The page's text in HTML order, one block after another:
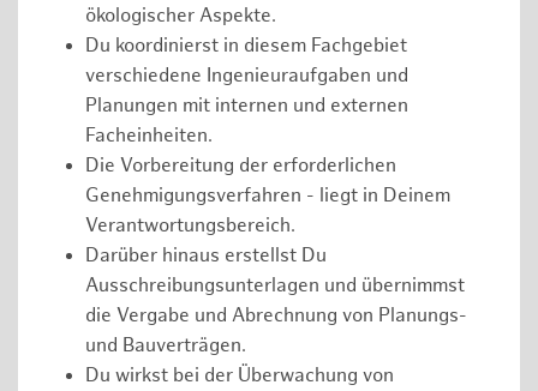
ökologischer Aspekte.
Du koordinierst in diesem Fachgebiet
verschiedene Ingenieuraufgaben und
Planungen mit internen und externen
Facheinheiten.
Die Vorbereitung der erforderlichen
Genehmigungsverfahren - liegt in Deinem
Verantwortungsbereich.
Darüber hinaus erstellst Du
Ausschreibungsunterlagen und übernimmst
die Vergabe und Abrechnung von Planungs-
und Bauverträgen.
Du wirkst bei der Überwachung von